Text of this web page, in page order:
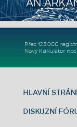
Přes 123.000
Nový Kalkulátor
HLAVNÍ
DISKUZNÍ